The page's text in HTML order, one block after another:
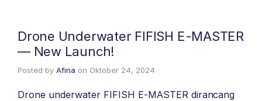
Drone Underwater FIFISH E-MASTER
— New Launch!
Posted by Afina on Oktober 24, 2024
Drone underwater FIFISH E-MASTER dirancang